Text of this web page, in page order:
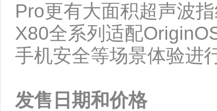
Pro更有大面积超声波
X80全系列适配
手机安全等场景体验进
发售日期和价格